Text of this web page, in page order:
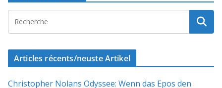
Articles récents/neuste Artikel
Christopher Nolans Odyssee: Wenn das Epos den